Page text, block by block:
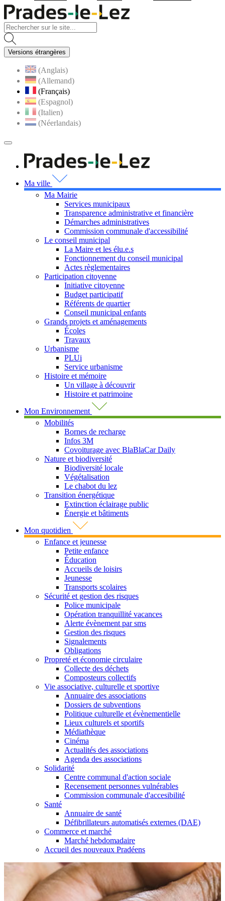
Versions étrangères
(Anglais)
(Allemand)
(Français)
(Espagnol)
(Italien)
(Néerlandais)
MENU
PRINCIPAL
Ma ville
Ma Mairie
Services municipaux
Transparence administrative et financière
Démarches administratives
Commission communale d'accessibilité
Le conseil municipal
La Maire et les élu.e.s
Fonctionnement du conseil municipal
Actes règlementaires
Participation citoyenne
Initiative citoyenne
Budget participatif
Référents de quartier
Conseil municipal enfants
Grands projets et aménagements
Écoles
Travaux
Urbanisme
PLUi
Service urbanisme
Histoire et mémoire
Un village à découvrir
Histoire et patrimoine
Mon Environnement
Mobilités
Bornes de recharge
Infos 3M
Covoiturage avec BlaBlaCar Daily
Nature et biodiversité
Biodiversité locale
Végétalisation
Le chabot du lez
Transition énergétique
Extinction éclairage public
Énergie et bâtiments
Mon quotidien
Enfance et jeunesse
Petite enfance
Éducation
Accueils de loisirs
Jeunesse
Transports scolaires
Sécurité et gestion des risques
Police municipale
Opération tranquillité vacances
Alerte évènement par sms
Gestion des risques
Signalements
Obligations
Propreté et économie circulaire
Collecte des déchets
Composteurs collectifs
Vie associative, culturelle et sportive
Annuaire des associations
Dossiers de subventions
Politique culturelle et évènementielle
Lieux culturels et sportifs
Médiathèque
Cinéma
Actualités des associations
Agenda des associations
Solidarité
Centre communal d'action sociale
Recensement personnes vulnérables
Commission communale d'accesibilité
Santé
Annuaire de santé
Défibrillateurs automatisés externes (DAE)
Commerce et marché
Marché hebdomadaire
Accueil des nouveaux Pradéens